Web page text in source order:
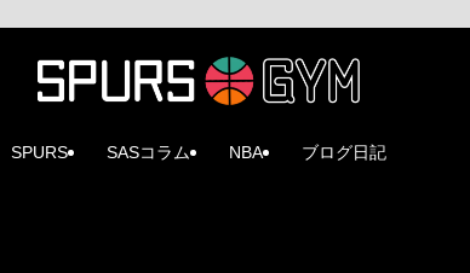
SPURS SASコラム NBA ブログ日記